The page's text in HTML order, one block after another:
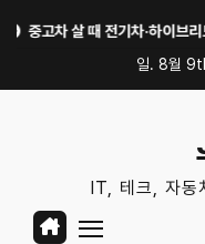
차 살 때 전기차·하이브리드 체
일. 8월
IT, 테크, 자동